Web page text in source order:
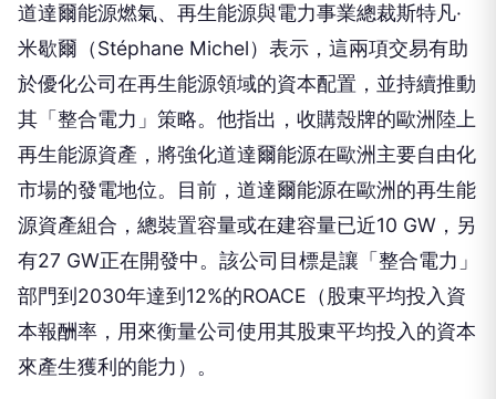
其「整合電力」策略。他指出，收購殼牌的歐洲陸上
再生能源資產，將強化道達爾能源在歐洲主要自由化
市場的發電地位。目前，道達爾能源在歐洲的再生能
源資產組合，總裝置容量或在建容量已近10 GW，另
有27 GW正在開發中。該公司目標是讓「整合電力」
部門到2030年達到12%的ROACE（股東平均投入資
本報酬率，用來衡量公司使用其股東平均投入的資本
來產生獲利的能力）。
殼牌下游、再生能源與能源解決方案事業總裁
Machteld De Haan則指出，此次出售反映了殼牌持
續專注於積極管理和提升其電力資產組合的策略。她